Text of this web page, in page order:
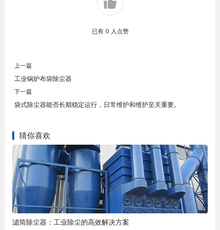
已有 0 人点赞
上一篇
工业锅炉布袋除尘器
下一篇
袋式除尘器能否长期稳定运行，日常维护和维护至关重要。
猜你喜欢
滤筒除尘器：工业除尘的高效解决方案